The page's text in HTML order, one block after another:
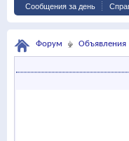
Сообщения за день
Форум Объявления